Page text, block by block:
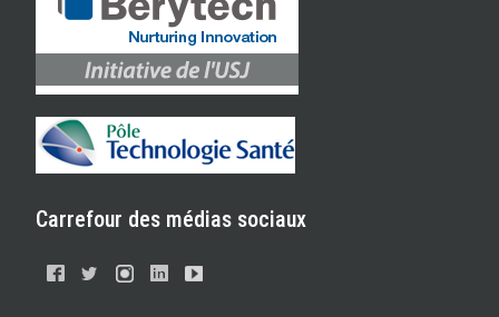
Carrefour des médias sociaux